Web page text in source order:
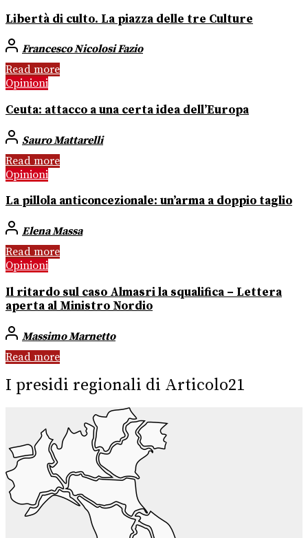
Libertà di culto. La piazza delle tre Culture
Francesco Nicolosi Fazio
Read more
Opinioni
Ceuta: attacco a una certa idea dell’Europa
Sauro Mattarelli
Read more
Opinioni
La pillola anticoncezionale: un’arma a doppio taglio
Elena Massa
Read more
Opinioni
Il ritardo sul caso Almasri la squalifica – Lettera
aperta al Ministro Nordio
Massimo Marnetto
Read more
I presidi regionali di Articolo21